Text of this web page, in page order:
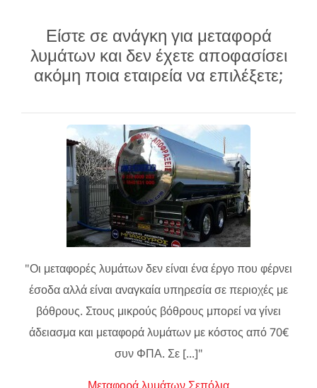
Είστε σε ανάγκη για μεταφορά
λυμάτων και δεν έχετε αποφασίσει
ακόμη ποια εταιρεία να επιλέξετε;
"Οι μεταφορές λυμάτων δεν είναι ένα έργο που φέρνει
έσοδα αλλά είναι αναγκαία υπηρεσία σε περιοχές με
βόθρους. Στους μικρούς βόθρους μπορεί να γίνει
άδειασμα και μεταφορά λυμάτων με κόστος από 70€
συν ΦΠΑ. Σε [...]"